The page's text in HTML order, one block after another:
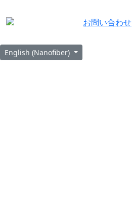
お問い合わせ
English (Nanofiber)